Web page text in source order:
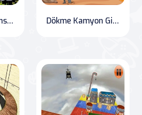
Zoo Animal Transport Simulator Dökme Kamyon Gizli Nesneler